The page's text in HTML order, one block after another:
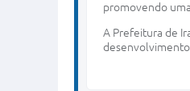
promovendo
A Prefeitura de